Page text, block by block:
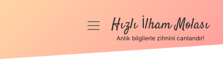
Anasayfa
menüyüHızlı İlham Molası
Anlık bilgilerle zihnini canlandır!